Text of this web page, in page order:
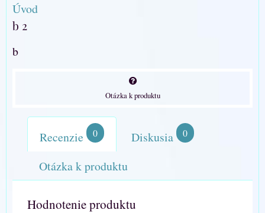
Úvod
b 2
b
Otázka k produktu
Recenzie 0 Diskusia 0
Otázka k produktu
Hodnotenie produktu